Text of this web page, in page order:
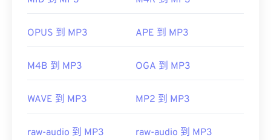
制定者：
运动图像专家组
首次发行： 1993年
https://en.wikipedia.org/wiki/MP3
a/music-player-application-format.html
OPUS 到 MP3 APE 到 MP3
M4B 到 MP3 OGA 到 MP3
WAVE 到 MP3 MP2 到 MP3
raw-audio 到 MP3 raw-audio 到 MP3